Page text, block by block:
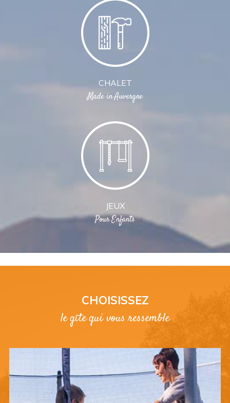
CHALET
Made in Auvergne
JEUX
Pour Enfants
CHOISISSEZ
le gîte qui vous ressemble